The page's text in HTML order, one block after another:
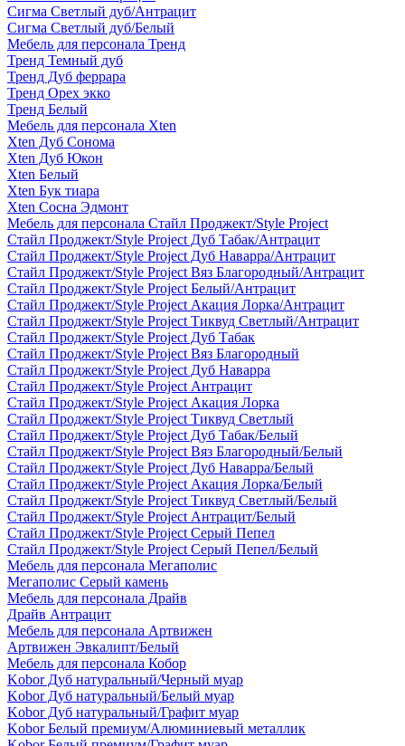
Сигма Светлый дуб/Антрацит
Сигма Светлый дуб/Белый
Мебель для персонала Тренд
Тренд Темный дуб
Тренд Дуб феррара
Тренд Орех экко
Тренд Белый
Мебель для персонала Xten
Xten Дуб Сонома
Xten Дуб Юкон
Xten Белый
Xten Бук тиара
Xten Сосна Эдмонт
Мебель для персонала Стайл Проджект/Style Project
Стайл Проджект/Style Project Дуб Табак/Антрацит
Стайл Проджект/Style Project Дуб Наварра/Антрацит
Стайл Проджект/Style Project Вяз Благородный/Антрацит
Стайл Проджект/Style Project Белый/Антрацит
Стайл Проджект/Style Project Акация Лорка/Антрацит
Стайл Проджект/Style Project Тиквуд Светлый/Антрацит
Стайл Проджект/Style Project Дуб Табак
Стайл Проджект/Style Project Вяз Благородный
Стайл Проджект/Style Project Дуб Наварра
Стайл Проджект/Style Project Антрацит
Стайл Проджект/Style Project Акация Лорка
Стайл Проджект/Style Project Тиквуд Светлый
Стайл Проджект/Style Project Дуб Табак/Белый
Стайл Проджект/Style Project Вяз Благородный/Белый
Стайл Проджект/Style Project Дуб Наварра/Белый
Стайл Проджект/Style Project Акация Лорка/Белый
Стайл Проджект/Style Project Тиквуд Светлый/Белый
Стайл Проджект/Style Project Антрацит/Белый
Стайл Проджект/Style Project Серый Пепел
Стайл Проджект/Style Project Серый Пепел/Белый
Мебель для персонала Мегаполис
Мегаполис Серый камень
Мебель для персонала Драйв
Драйв Антрацит
Мебель для персонала Артвижен
Артвижен Эвкалипт/Белый
Мебель для персонала Кобор
Kobor Дуб натуральный/Черный муар
Kobor Дуб натуральный/Белый муар
Kobor Дуб натуральный/Графит муар
Kobor Белый премиум/Алюминиевый металлик